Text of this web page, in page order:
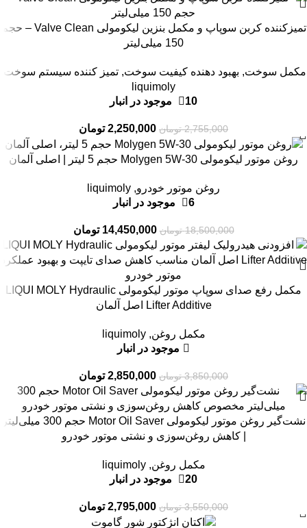
-18%
تمیزکننده کربن سوپاپ و مکمل بنزین لیکومولی Valve Clean – حجم
150 میلی‌لیتر
مکمل سوخت, بهبود دهنده کیفیت سوخت, تمیز کننده سیستم سوخت
liquimoly
10 موجود در انبار
2,755,000 تومان 2,250,000 تومان
روغن موتور لیکومولی Molygen 5W-30 حجم 5 لیتر | اصلی آلمان
روغن موتور خودرو,
liquimoly
6 موجود در انبار
18,500,000 تومان 14,450,000 تومان
-26%
مکمل رفع صدای سوپاپ موتور لیکومولی LIQUI MOLY Hydraulic
Lifter Additive اصل آلمان
مکمل روغن,
liquimoly
موجود در انبار
3,850,000 تومان 2,850,000 تومان
-21%
نشت‌گیر روغن موتور لیکومولی Motor Oil Saver حجم 300 میلی‌لیتر
| کاهش روغن‌سوزی و نشتی موتور خودرو
مکمل روغن,
liquimoly
20 موجود در انبار
3,550,000 تومان 2,795,000 تومان